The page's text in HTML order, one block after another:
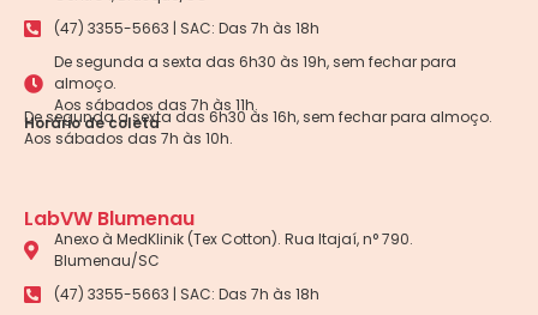
(47) 3355-5663 | SAC: Das 7h às 18h
De segunda a sexta das 6h30 às 19h, sem fechar para
almoço.
Aos sábados das 7h às 11h.
Horário de coleta
De segunda a sexta das 6h30 às 16h, sem fechar para almoço.
Aos sábados das 7h às 10h.
LabVW Blumenau
Anexo à MedKlinik (Tex Cotton). Rua Itajaí, n° 790.
Blumenau/SC
(47) 3355-5663 | SAC: Das 7h às 18h